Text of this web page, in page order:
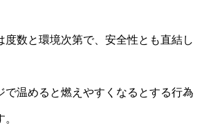
度数と環境次第で、安全性とも直結し
で温めると燃えやすくなるとする行為